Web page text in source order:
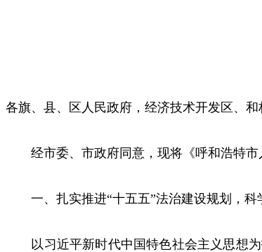
各旗、县、区人民政府，经济技术开发区、
经市委、市政府同意，现将《呼和浩特市
一、扎实推进“十五五”法治建设规划，科
以习近平新时代中国特色社会主义思想为